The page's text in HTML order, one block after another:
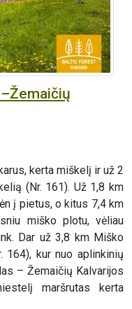
kerta miškelį ir už 2
(Nr. 161). Už 1,8 km
į pietus, o kitus 7,4 km
miško plotu, vėliau
Dar už 3,8 km Miško
164), kur nuo aplinkinių
– Žemaičių Kalvarijos
maršrutas kerta